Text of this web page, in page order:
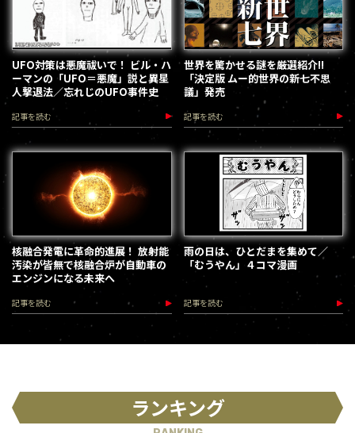
UFO対策は悪魔祓いで！ ビル・ハ
ーマンの「UFO＝悪魔」説と異星
人撃退法／忘れじのUFO事件史
記事を読む
世界を驚かせる謎を厳選紹介!!
「決定版 ムー的世界の新七不思
議」発売
記事を読む
核融合発電に革命的進展！ 放射能
汚染が皆無で核融合炉が自動車の
エンジンになる未来へ
記事を読む
雨の日は、ひとだまを集めて／
「むうやん」４コマ漫画
記事を読む
ランキング